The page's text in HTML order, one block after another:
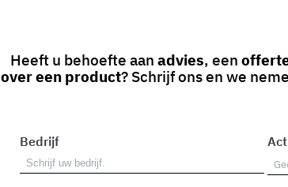
Heeft u behoefte aan advies, een
over een product? Schrijf ons en we
Bedrijf